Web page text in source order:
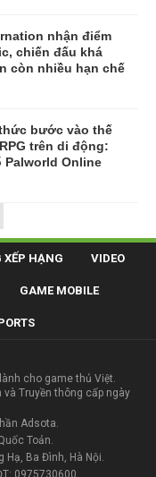
nhận điểm
chiến đấu khá
còn nhiều hạn chế
bước vào thế
trên di động:
Palworld Online
XẾP HẠNG VIDEO
GAME MOBILE
cho game thủ Việt.
và Truyền thông cấp ngày
Adsota.
Toản.
Hạ, Ba Đình, Hà Nội.